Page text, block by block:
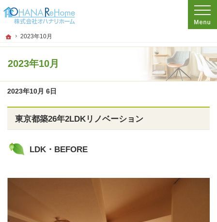
ホーム
2023年10月
2023年10月
プロの目線からご提案。神奈川県茅ケ崎市のリフォームを手がける工務店なら当社
リフォームをお考えなら神奈川県茅ケ崎市の工務店【オハナリホーム】へ！
2023年10月 6日
東京都築26年2LDKリノベーション
LDK・BEFORE